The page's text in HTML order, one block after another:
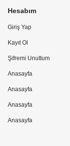
Hesabım
Giriş Yap
Kayıt Ol
Şifremi Unuttum
Anasayfa
Anasayfa
Anasayfa
Anasayfa